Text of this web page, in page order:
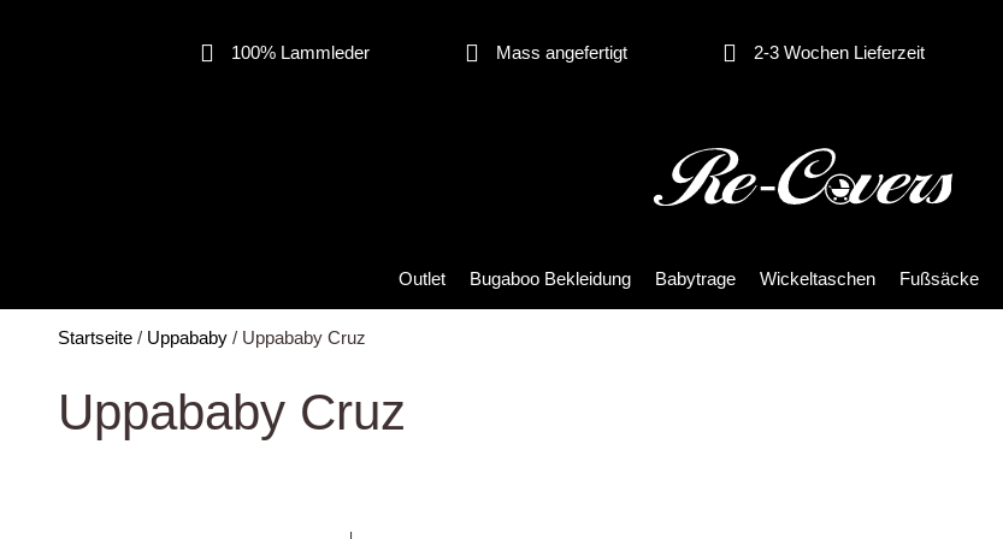
100% Lammleder Mass angefertigt 2-3 Wochen Lieferzeit
Outlet Bugaboo Bekleidung Babytrage Wickeltaschen Fußsäcke
Startseite / Uppababy / Uppababy Cruz
Uppababy Cruz